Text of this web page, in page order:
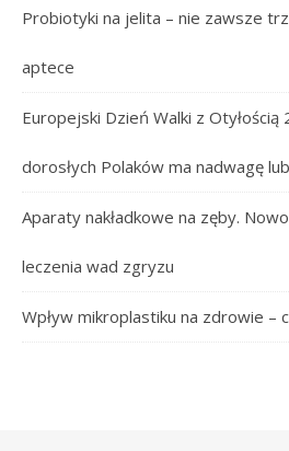
Probiotyki na jelita – nie zawsze
aptece
Europejski Dzień Walki z Otyłością
dorosłych Polaków ma nadwagę
Aparaty nakładkowe na zęby.
leczenia wad zgryzu
Wpływ mikroplastiku na zdrowie –